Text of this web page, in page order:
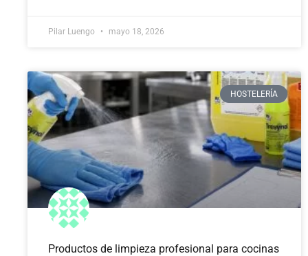
Pilar Luengo mayo 18, 2026
HOSTELERÍA
Productos de limpieza profesional para cocinas